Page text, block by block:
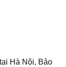
Hà Nội, Bảo